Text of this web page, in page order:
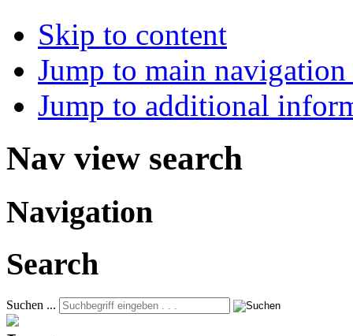
Skip to content
Jump to main
Jump to additional
Nav view search
Navigation
Search
Suchen ...